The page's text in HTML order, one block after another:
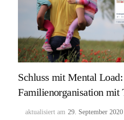
Schluss mit Mental
Familienorganisation mit
aktualisiert am 29. September 2020